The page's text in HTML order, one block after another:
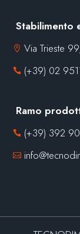
Stabilimento
 Via Trieste
 (+39) 02
Ramo
 (+39) 392
